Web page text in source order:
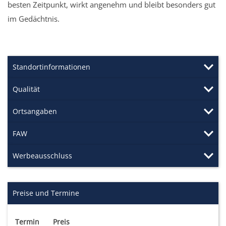
besten Zeitpunkt, wirkt angenehm und bleibt besonders gut
im Gedächtnis.
Standortinformationen
Qualität
Ortsangaben
FAW
Werbeausschluss
Preise und Termine
Termin Preis